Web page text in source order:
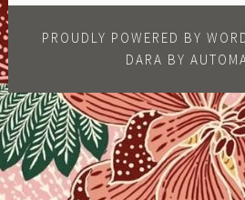
PROUDLY POWERED BY
DARA BY